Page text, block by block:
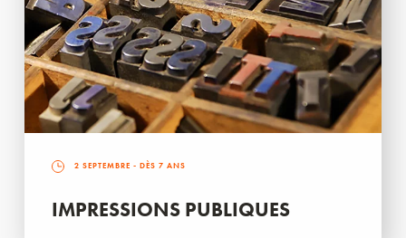
2 SEPTEMBRE - DÈS 7 ANS
IMPRESSIONS PUBLIQUES